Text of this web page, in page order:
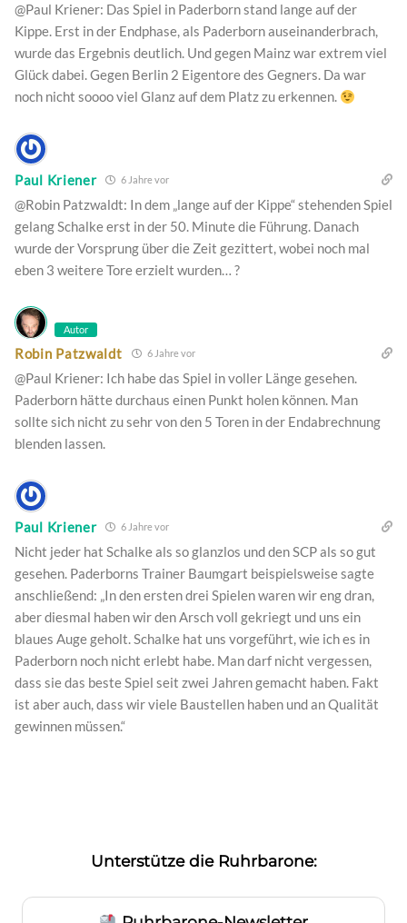
@Paul Kriener: Das Spiel in Paderborn stand lange auf der
Kippe. Erst in der Endphase, als Paderborn auseinanderbrach,
wurde das Ergebnis deutlich. Und gegen Mainz war extrem viel
Glück dabei. Gegen Berlin 2 Eigentore des Gegners. Da war
noch nicht soooo viel Glanz auf dem Platz zu erkennen.
Paul Kriener 6 Jahre vor
@Robin Patzwaldt: In dem „lange auf der Kippe“ stehenden Spiel
gelang Schalke erst in der 50. Minute die Führung. Danach
wurde der Vorsprung über die Zeit gezittert, wobei noch mal
eben 3 weitere Tore erzielt wurden… ?
Autor
Robin Patzwaldt 6 Jahre vor
@Paul Kriener: Ich habe das Spiel in voller Länge gesehen.
Paderborn hätte durchaus einen Punkt holen können. Man
sollte sich nicht zu sehr von den 5 Toren in der Endabrechnung
blenden lassen.
Paul Kriener 6 Jahre vor
Nicht jeder hat Schalke als so glanzlos und den SCP als so gut
gesehen. Paderborns Trainer Baumgart beispielsweise sagte
anschließend: „In den ersten drei Spielen waren wir eng dran,
aber diesmal haben wir den Arsch voll gekriegt und uns ein
blaues Auge geholt. Schalke hat uns vorgeführt, wie ich es in
Paderborn noch nicht erlebt habe. Man darf nicht vergessen,
dass sie das beste Spiel seit zwei Jahren gemacht haben. Fakt
ist aber auch, dass wir viele Baustellen haben und an Qualität
gewinnen müssen.“
Unterstütze die Ruhrbarone: